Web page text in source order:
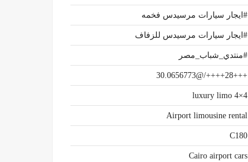
#ايجار سيارات مرسيدس فخمه
#ايجار سيارات مرسيدس للزفاف
#منتدي_شباب_مصر
+++28++++/@30.0656773
4×4 luxury limo
Airport limousine rental
C180
Cairo airport cars